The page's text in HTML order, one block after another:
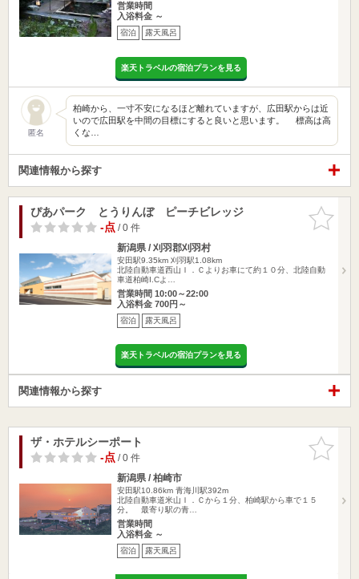
営業時間
入浴料金 ～
宿泊 露天風呂
楽天トラベルの宿泊プランを見る
匿名
柏崎から、一寸不安になるほど離れていますが、広田駅からは近
いので広田駅を中間の目標にすると良いと思います。 標高は高
くな…
関連情報から探す
お気に入
りに追加
ぴあパーク とうりんぼ ピーチビレッジ
-点/ 0 件
新潟県 / 刈羽郡刈羽村
安田駅9.35km 刈羽駅1.08km
北陸自動車道西山Ｉ．Ｃよりお車にて約１０分、北陸自動
車道柏崎I.Cよ…
営業時間 10:00～22:00
入浴料金 700円～
宿泊 露天風呂
楽天トラベルの宿泊プランを見る
関連情報から探す
お気に入
りに追加
ザ・ホテルシーポート
-点/ 0 件
新潟県 / 柏崎市
安田駅10.86km 青海川駅392m
北陸自動車道米山Ｉ．Ｃから１分、柏崎駅から車で１５
分。 最寄り駅の青…
営業時間
入浴料金 ～
宿泊 露天風呂